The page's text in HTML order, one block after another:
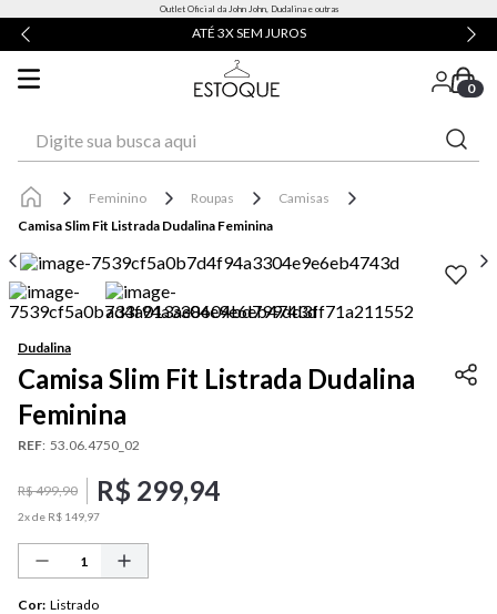
Outlet Oficial da John John, Dudalina e outras
ATÉ 3X SEM JUROS
0
Feminino Roupas
Camisas
Camisa Slim Fit Listrada Dudalina Feminina
Dudalina
Camisa Slim Fit Listrada Dudalina
Feminina
REF: 53.06.4750_02
R$499,90 R$ 299,94
2x de R$ 149 97
Cor: Listrado